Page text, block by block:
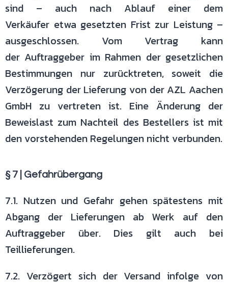
sind – auch nach Ablauf einer dem
Verkäufer etwa gesetzten Frist zur Leistung –
ausgeschlossen. Vom Vertrag kann
der Auftraggeber im Rahmen der gesetzlichen
Bestimmungen nur zurücktreten, soweit die
Verzögerung der Lieferung von der AZL Aachen
GmbH zu vertreten ist. Eine Änderung der
Beweislast zum Nachteil des Bestellers ist mit
den vorstehenden Regelungen nicht verbunden.
§ 7 | Gefahrübergang
7.1. Nutzen und Gefahr gehen spätestens mit
Abgang der Lieferungen ab Werk auf den
Auftraggeber über. Dies gilt auch bei
Teillieferungen.
7.2. Verzögert sich der Versand infolge von